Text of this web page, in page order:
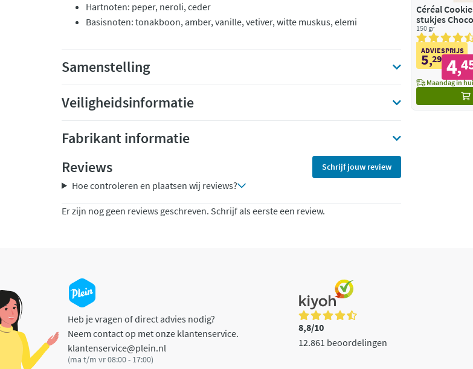
Hartnoten: peper, neroli, ceder
Basisnoten: tonakboon, amber, vanille, vetiver, witte muskus, elemi
Samenstelling
Veiligheidsinformatie
Fabrikant informatie
Reviews
Schrijf jouw review
Hoe controleren en plaatsen wij reviews?
Er zijn nog geen reviews geschreven. Schrijf als eerste een review.
Céréal
stukjes
Glutenvrij en
Lactosevrij
150 gr
ADVIESPRIJS
5,29 4,
Maandag in
Heb je vragen of direct advies nodig?
Neem contact op met onze klantenservice.
klantenservice@plein.nl
(ma t/m vr 08:00 - 17:00)
8,8/10
12.861 beoordelingen